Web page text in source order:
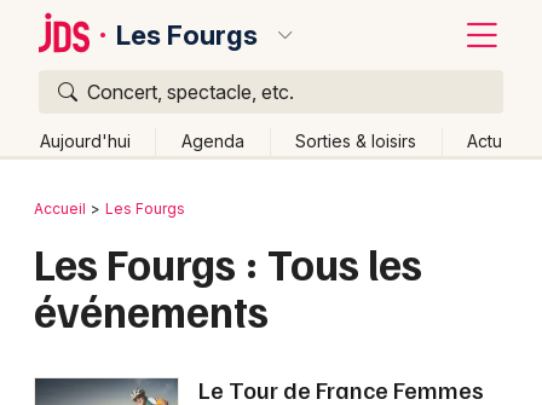
Les Fourgs
Concert, spectacle, etc.
Aujourd'hui Agenda Sorties & loisirs Actu
Publier un événement
Bordeaux
Colmar
Retour
Accueil Les Fourgs
Les Fourgs : Tous les
événements
Le Tour de France Femmes
Quoi ?
Où ?
Partout
Près de moi Changer de lieu
Quand ?